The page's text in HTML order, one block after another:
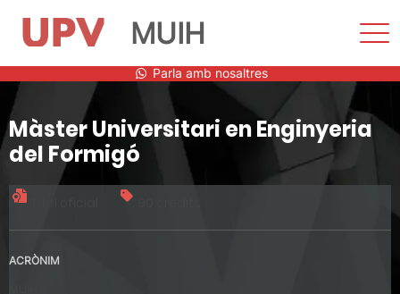
contingut
MUIH
Parla amb nosaltres
Màster Universitari en Enginyeria
del Formigó
ACRÒNIM